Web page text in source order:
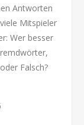
Antworten
Mitspieler
Wer besser
Falsch?